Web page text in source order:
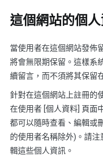
這個網站的個
當使用者在這個網站發佈
將會無限期保留。這樣系
續留言，而不須將其保留
針對在這個網站上註冊的
在使用者 [個人資料] 頁面
都可以隨時查看、編輯或
的使用者名稱除外)。請
輯這些個人資訊。